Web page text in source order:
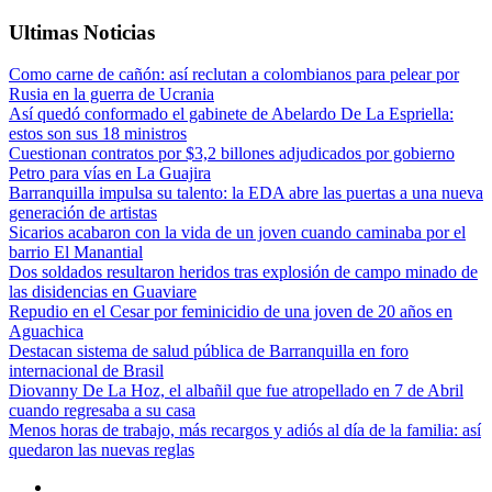
Ultimas Noticias
Como carne de cañón: así reclutan a colombianos para pelear por
Rusia en la guerra de Ucrania
Así quedó conformado el gabinete de Abelardo De La Espriella:
estos son sus 18 ministros
Cuestionan contratos por $3,2 billones adjudicados por gobierno
Petro para vías en La Guajira
Barranquilla impulsa su talento: la EDA abre las puertas a una nueva
generación de artistas
Sicarios acabaron con la vida de un joven cuando caminaba por el
barrio El Manantial
Dos soldados resultaron heridos tras explosión de campo minado de
las disidencias en Guaviare
Repudio en el Cesar por feminicidio de una joven de 20 años en
Aguachica
Destacan sistema de salud pública de Barranquilla en foro
internacional de Brasil
Diovanny De La Hoz, el albañil que fue atropellado en 7 de Abril
cuando regresaba a su casa
Menos horas de trabajo, más recargos y adiós al día de la familia: así
quedaron las nuevas reglas